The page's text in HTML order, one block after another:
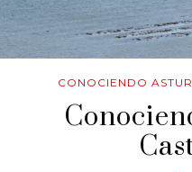
CONOCIENDO